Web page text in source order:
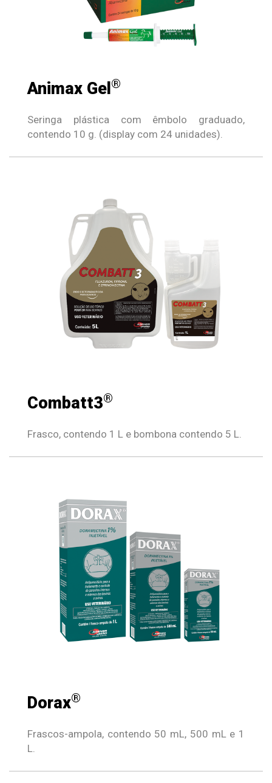
Animax Gel ®
Seringa plástica com êmbolo graduado,
contendo 10 g. (display com 24 unidades).
Combatt3®
Frasco, contendo 1 L e bombona contendo 5 L.
Dorax®
Frascos-ampola, contendo 50 mL, 500 mL e 1
L.